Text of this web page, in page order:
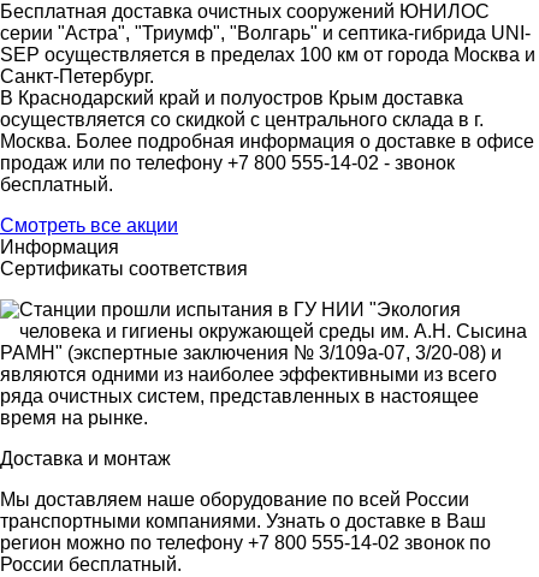
Бесплатная доставка очистных сооружений ЮНИЛОС
серии "Астра", "Триумф", "Волгарь" и септика-гибрида UNI-
SEP осуществляется в пределах 100 км от города Москва и
Санкт-Петербург.
В Краснодарский край и полуостров Крым доставка
осуществляется со скидкой с центрального склада в г.
Москва. Более подробная информация о доставке в офисе
продаж или по телефону +7 800 555-14-02 - звонок
бесплатный.
Смотреть все акции
Информация
Сертификаты соответствия
Станции прошли испытания в ГУ НИИ "Экология
человека и гигиены окружающей среды им. А.Н. Сыcина
РАМН" (экспертные заключения № 3/109а-07, 3/20-08) и
являются одними из наиболее эффективными из всего
ряда очистных систем, представленных в настоящее
время на рынке.
Доставка и монтаж
Мы доставляем наше оборудование по всей России
транспортными компаниями. Узнать о доставке в Ваш
регион можно по телефону +7 800 555-14-02 звонок по
России бесплатный.